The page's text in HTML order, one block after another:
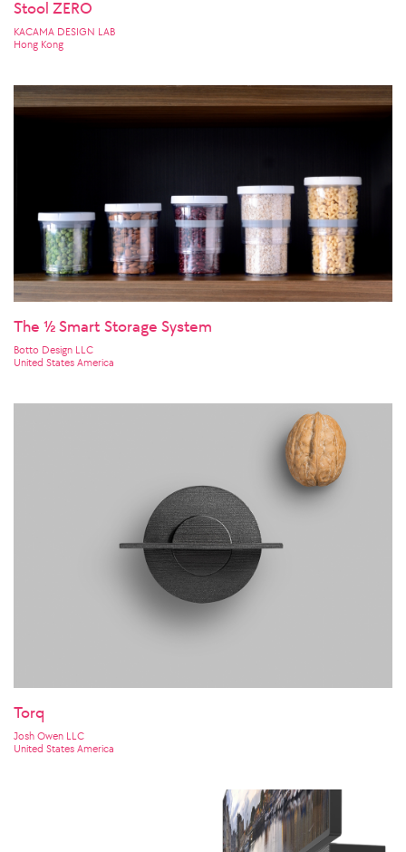
Stool ZERO
KACAMA DESIGN LAB
Hong Kong
The ½ Smart Storage System
Botto Design LLC
United States America
Torq
Josh Owen LLC
United States America